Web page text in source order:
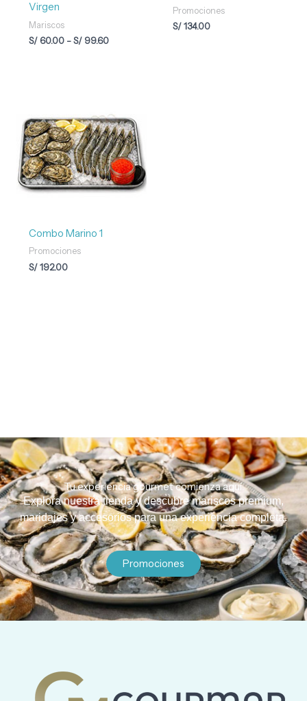
Virgen
Mariscos
S/60.00 - S/99.60
Promociones
S/134.00
Combo Marino 1
Promociones
S/192.00
Tu experiencia gourmet comienza aquí.
Explora nuestra tienda y descubre mariscos premium,
maridajes y accesorios para una experiencia completa.
Promociones